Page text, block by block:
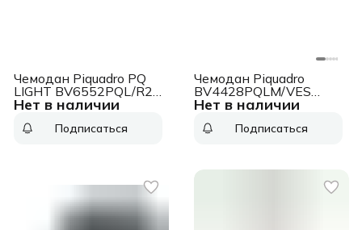
Нет в наличии
Чемодан Piquadro PQ
LIGHT BV6552PQL/R2
40x23x41 см 28 л. 3.3
красныйПодписаться
Нет в наличии
Чемодан Piquadro
BV4428PQLM/VES
51x75x28см
изумрудный
Подписаться